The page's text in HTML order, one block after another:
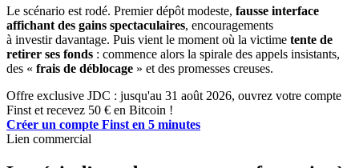
Le scénario est rodé. Premier dépôt modeste, fausse interface
affichant des gains spectaculaires, encouragements
à investir davantage. Puis vient le moment où la victime tente de
retirer ses fonds : commence alors la spirale des appels insistants,
des « frais de déblocage » et des promesses creuses.
Offre exclusive JDC : jusqu'au 31 août 2026, ouvrez votre compte
Finst et recevez 50 € en Bitcoin !
Créer un compte Finst en 5 minutes
Lien commercial